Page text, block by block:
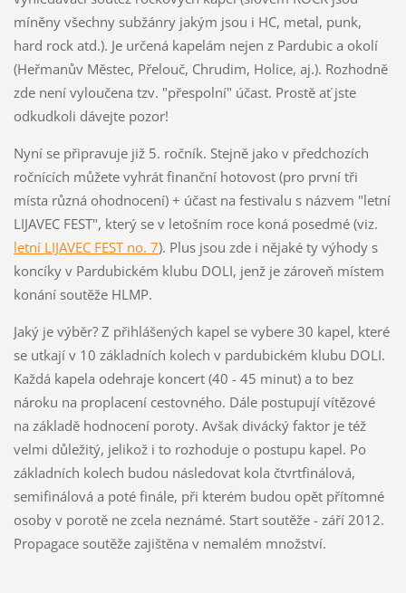
míněny všechny subžánry jakým jsou i HC, metal, punk,
hard rock atd.). Je určená kapelám nejen z Pardubic a okolí
(Heřmanův Městec, Přelouč, Chrudim, Holice, aj.). Rozhodně
zde není vyloučena tzv. "přespolní" účast. Prostě ať jste
odkudkoli dávejte pozor!
Nyní se připravuje již 5. ročník. Stejně jako v předchozích
ročnících můžete vyhrát finanční hotovost (pro první tři
místa různá ohodnocení) + účast na festivalu s názvem "letní
LIJAVEC FEST", který se v letošním roce koná posedmé (viz.
letní LIJAVEC FEST no. 7). Plus jsou zde i nějaké ty výhody s
koncíky v Pardubickém klubu DOLI, jenž je zároveň místem
konání soutěže HLMP.
Jaký je výběr? Z přihlášených kapel se vybere 30 kapel, které
se utkají v 10 základních kolech v pardubickém klubu DOLI.
Každá kapela odehraje koncert (40 - 45 minut) a to bez
nároku na proplacení cestovného. Dále postupují vítězové
na základě hodnocení poroty. Avšak divácký faktor je též
velmi důležitý, jelikož i to rozhoduje o postupu kapel. Po
základních kolech budou následovat kola čtvrtfinálová,
semifinálová a poté finále, při kterém budou opět přítomné
osoby v porotě ne zcela neznámé. Start soutěže - září 2012.
Propagace soutěže zajištěna v nemalém množství.